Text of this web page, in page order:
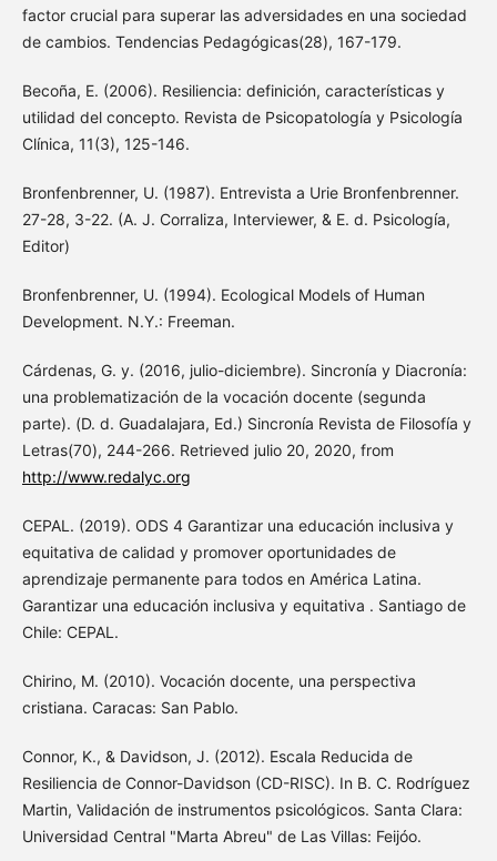
factor crucial para superar las adversidades en una sociedad
de cambios. Tendencias Pedagógicas(28), 167-179.
Becoña, E. (2006). Resiliencia: definición, características y
utilidad del concepto. Revista de Psicopatología y Psicología
Clínica, 11(3), 125-146.
Bronfenbrenner, U. (1987). Entrevista a Urie Bronfenbrenner.
27-28, 3-22. (A. J. Corraliza, Interviewer, & E. d. Psicología,
Editor)
Bronfenbrenner, U. (1994). Ecological Models of Human
Development. N.Y.: Freeman.
Cárdenas, G. y. (2016, julio-diciembre). Sincronía y Diacronía:
una problematización de la vocación docente (segunda
parte). (D. d. Guadalajara, Ed.) Sincronía Revista de Filosofía y
Letras(70), 244-266. Retrieved julio 20, 2020, from
http://www.redalyc.org
CEPAL. (2019). ODS 4 Garantizar una educación inclusiva y
equitativa de calidad y promover oportunidades de
aprendizaje permanente para todos en América Latina.
Garantizar una educación inclusiva y equitativa . Santiago de
Chile: CEPAL.
Chirino, M. (2010). Vocación docente, una perspectiva
cristiana. Caracas: San Pablo.
Connor, K., & Davidson, J. (2012). Escala Reducida de
Resiliencia de Connor-Davidson (CD-RISC). In B. C. Rodríguez
Martin, Validación de instrumentos psicológicos. Santa Clara:
Universidad Central "Marta Abreu" de Las Villas: Feijóo.